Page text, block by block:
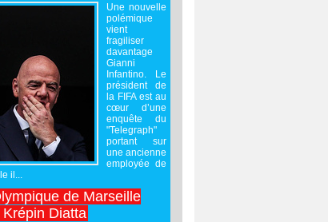
Une nouvelle
polémique
vient
fragiliser
davantage
Gianni
Infantino. Le
président de
la FIFA est au
cœur d’une
enquête du
"Telegraph"
portant sur
une ancienne
employée de
il...
de Marseille
Krépin Diatta